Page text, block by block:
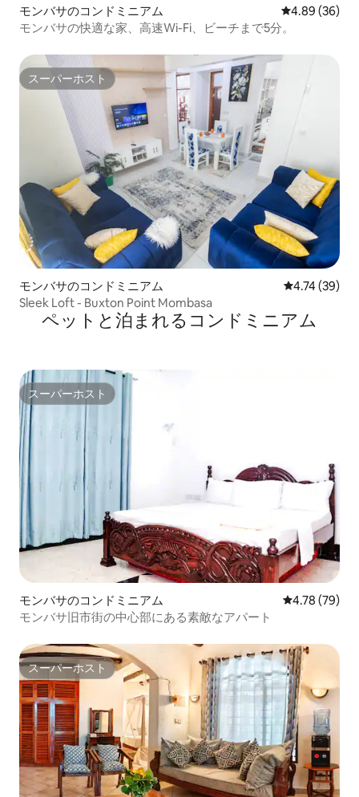
モンバサのコンドミニアム レビュー36
4.89 (36)
モンバサの快適な家、高速Wi-Fi、ビーチまで5分。
スーパーホスト
スーパーホスト
モンバサのコンドミニアム レビュー39
4.74 (39)
Sleek Loft - Buxton Point Mombasa
ペットと泊まれるコンドミニアム
スーパーホスト
スーパーホスト
モンバサのコンドミニアム レビュー79
4.78 (79)
モンバサ旧市街の中心部にある素敵なアパート
スーパーホスト
スーパーホスト